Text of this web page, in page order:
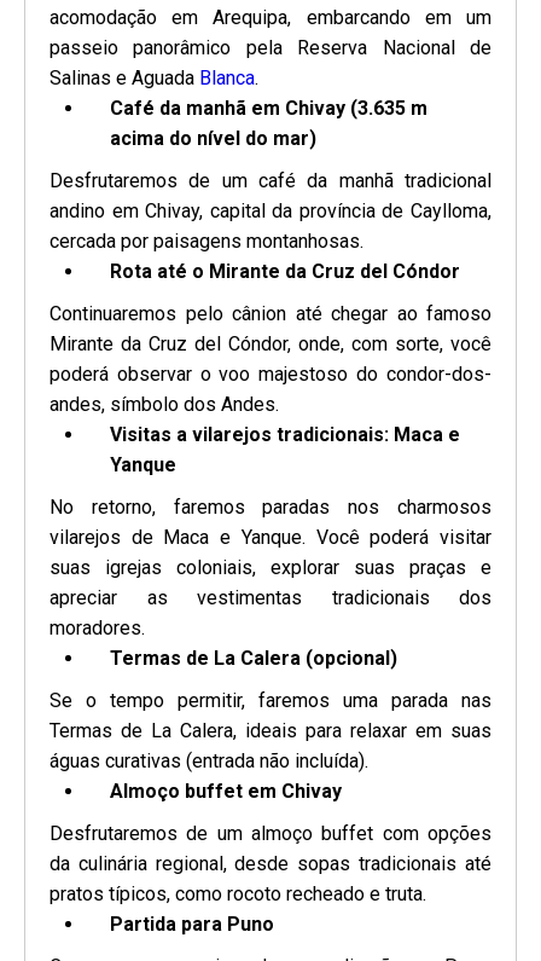
acomodação em Arequipa, embarcando em um
passeio panorâmico pela Reserva Nacional de
Salinas e Aguada Blanca.
Café da manhã em Chivay (3.635 m
acima do nível do mar)
Desfrutaremos de um café da manhã tradicional
andino em Chivay, capital da província de Caylloma,
cercada por paisagens montanhosas.
Rota até o Mirante da Cruz del Cóndor
Continuaremos pelo cânion até chegar ao famoso
Mirante da Cruz del Cóndor, onde, com sorte, você
poderá observar o voo majestoso do condor-dos-
andes, símbolo dos Andes.
Visitas a vilarejos tradicionais: Maca e
Yanque
No retorno, faremos paradas nos charmosos
vilarejos de Maca e Yanque. Você poderá visitar
suas igrejas coloniais, explorar suas praças e
apreciar as vestimentas tradicionais dos
moradores.
Termas de La Calera (opcional)
Se o tempo permitir, faremos uma parada nas
Termas de La Calera, ideais para relaxar em suas
águas curativas (entrada não incluída).
Almoço buffet em Chivay
Desfrutaremos de um almoço buffet com opções
da culinária regional, desde sopas tradicionais até
pratos típicos, como rocoto recheado e truta.
Partida para Puno